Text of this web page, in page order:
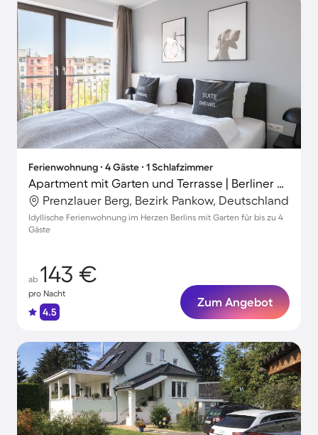
Ferienwohnung ∙ 4 Gäste ∙ 1 Schlafzimmer
Apartment mit Garten und Terrasse | Berliner Dom in der Nähe | Ideal für Homeoffice
Prenzlauer Berg, Bezirk Pankow, Deutschland
Idyllische Ferienwohnung im Herzen Berlins mit Garten für bis zu 4
Gäste
ab 143 €
pro Nacht
4.5
Zum Angebot